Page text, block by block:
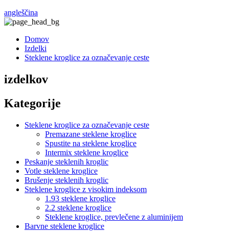
angleščina
Domov
Izdelki
Steklene kroglice za označevanje ceste
izdelkov
Kategorije
Steklene kroglice za označevanje ceste
Premazane steklene kroglice
Spustite na steklene kroglice
Intermix steklene kroglice
Peskanje steklenih kroglic
Votle steklene kroglice
Brušenje steklenih kroglic
Steklene kroglice z visokim indeksom
1.93 steklene kroglice
2.2 steklene kroglice
Steklene kroglice, prevlečene z aluminijem
Barvne steklene kroglice